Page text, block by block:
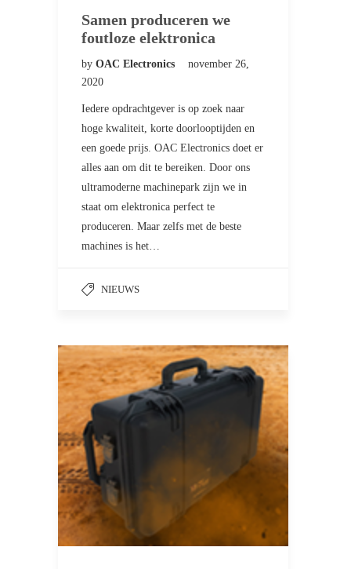
Samen produceren we
foutloze elektronica
by OAC Electronics
november 26,
2020
Iedere opdrachtgever is op zoek naar
hoge kwaliteit, korte doorlooptijden en
een goede prijs. OAC Electronics doet er
alles aan om dit te bereiken. Door ons
ultramoderne machinepark zijn we in
staat om elektronica perfect te
produceren. Maar zelfs met de beste
machines is het…
NIEUWS